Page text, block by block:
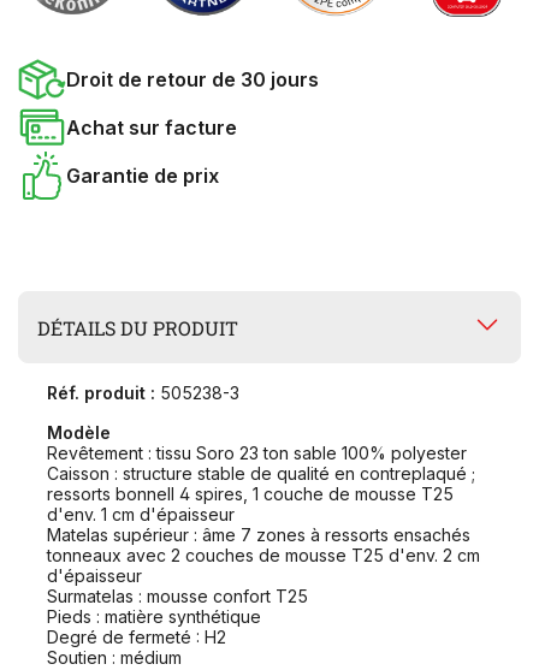
Droit de retour de 30 jours
Achat sur facture
Garantie de prix
DÉTAILS DU PRODUIT
Réf. produit : 505238-3
Modèle
Revêtement : tissu Soro 23 ton sable 100% polyester
Caisson : structure stable de qualité en contreplaqué ;
ressorts bonnell 4 spires, 1 couche de mousse T25
d'env. 1 cm d'épaisseur
Matelas supérieur : âme 7 zones à ressorts ensachés
tonneaux avec 2 couches de mousse T25 d'env. 2 cm
d'épaisseur
Surmatelas : mousse confort T25
Pieds : matière synthétique
Degré de fermeté : H2
Soutien : médium